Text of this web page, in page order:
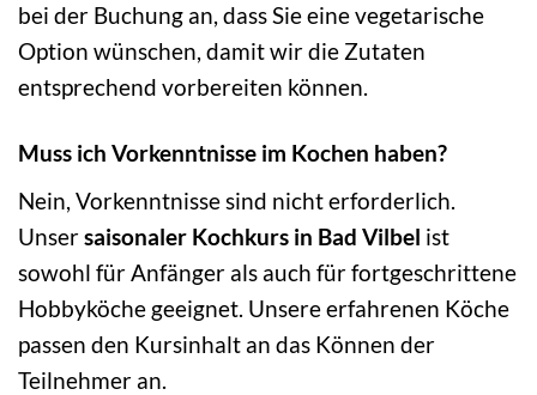
bei der Buchung an, dass Sie eine vegetarische
Option wünschen, damit wir die Zutaten
entsprechend vorbereiten können.
Muss ich Vorkenntnisse im Kochen haben?
Nein, Vorkenntnisse sind nicht erforderlich.
Unsersaisonaler Kochkurs in Bad Vilbel ist
sowohl für Anfänger als auch für fortgeschrittene
Hobbyköche geeignet. Unsere erfahrenen Köche
passen den Kursinhalt an das Können der
Teilnehmer an.